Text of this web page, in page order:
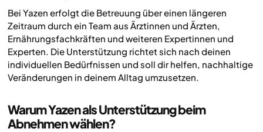
Bei Yazen erfolgt die Betreuung über einen längeren
Zeitraum durch ein Team aus Ärztinnen und Ärzten,
Ernährungsfachkräften und weiteren Expertinnen und
Experten. Die Unterstützung richtet sich nach deinen
individuellen Bedürfnissen und soll dir helfen, nachhaltige
Veränderungen in deinem Alltag umzusetzen.
Warum Yazen als Unterstützung beim
Abnehmen wählen?